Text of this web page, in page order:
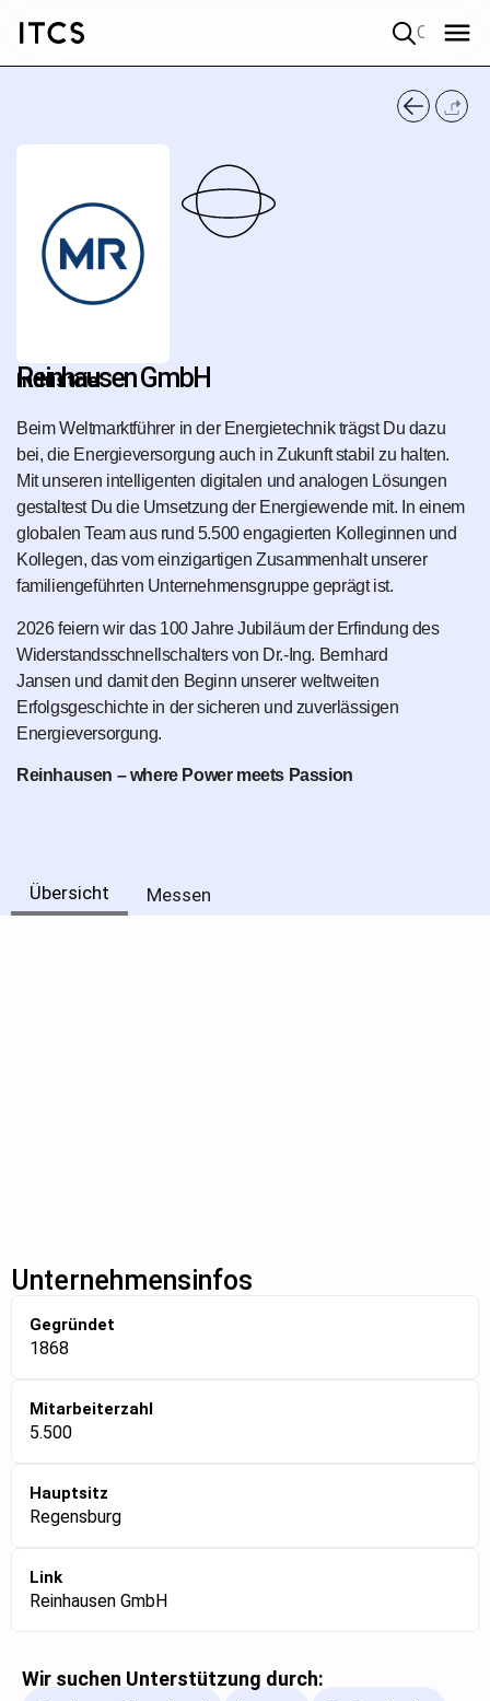
Reinhausen GmbH
Industrie
Beim Weltmarktführer in der Energietechnik trägst Du dazu
bei, die Energieversorgung auch in Zukunft stabil zu halten.
Mit unseren intelligenten digitalen und analogen Lösungen
gestaltest Du die Umsetzung der Energiewende mit. In einem
globalen Team aus rund 5.500 engagierten Kolleginnen und
Kollegen, das vom einzigartigen Zusammenhalt unserer
familiengeführten Unternehmensgruppe geprägt ist.
2026 feiern wir das 100 Jahre Jubiläum der Erfindung des
Widerstandsschnellschalters von Dr.-Ing. Bernhard
Jansen und damit den Beginn unserer weltweiten
Erfolgsgeschichte in der sicheren und zuverlässigen
Energieversorgung.
Reinhausen – where Power meets Passion
Übersicht Messen
Unternehmensinfos
Gegründet
1868
Mitarbeiterzahl
5.500
Hauptsitz
Regensburg
Link
Reinhausen GmbH
Wir suchen Unterstützung durch: